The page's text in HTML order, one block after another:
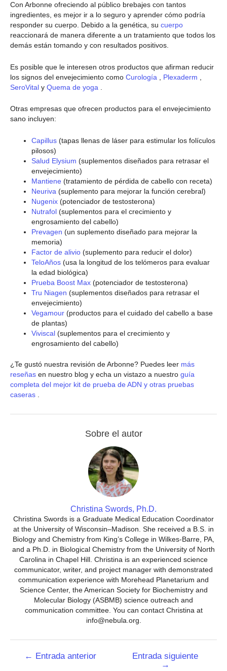
Con Arbonne ofreciendo al público brebajes con tantos
ingredientes, es mejor ir a lo seguro y aprender cómo podría
responder su cuerpo. Debido a la genética, su cuerpo
reaccionará de manera diferente a un tratamiento que todos los
demás están tomando y con resultados positivos.
Es posible que le interesen otros productos que afirman reducir
los signos del envejecimiento como Curología Plexaderm
SeroVital y Quema de yoga
Otras empresas que ofrecen productos para el envejecimiento
sano incluyen:
Capillus (tapas llenas de láser para estimular los folículos
pilosos)
Salud Elysium (suplementos diseñados para retrasar el
envejecimiento)
Mantiene (tratamiento de pérdida de cabello con receta)
Neuriva (suplemento para mejorar la función cerebral)
Nugenix (potenciador de testosterona)
Nutrafol (suplementos para el crecimiento y
engrosamiento del cabello)
Prevagen (un suplemento diseñado para mejorar la
memoria)
Factor de alivio (suplemento para reducir el dolor)
TeloAños (usa la longitud de los telómeros para evaluar
la edad biológica)
Prueba Boost Max (potenciador de testosterona)
Tru Niagen (suplementos diseñados para retrasar el
envejecimiento)
Vegamour (productos para el cuidado del cabello a base
de plantas)
Viviscal (suplementos para el crecimiento y
engrosamiento del cabello)
¿Te gustó nuestra revisión de Arbonne? Puedes leer más
reseñas en nuestro blog y echa un vistazo a nuestro guía
completa del mejor kit de prueba de ADN y otras pruebas
caseras
Sobre el autor
Christina Swords, Ph.D.
Christina Swords is a Graduate Medical Education Coordinator
at the University of Wisconsin–Madison. She received a B.S. in
Biology and Chemistry from King’s College in Wilkes-Barre, PA,
and a Ph.D. in Biological Chemistry from the University of North
Carolina in Chapel Hill. Christina is an experienced science
communicator, writer, and project manager with demonstrated
communication experience with Morehead Planetarium and
Science Center, the American Society for Biochemistry and
Molecular Biology (ASBMB) science outreach and
communication committee. You can contact Christina at
info@nebula.org.
Navegación
← Entrada anterior
Entrada siguiente
→